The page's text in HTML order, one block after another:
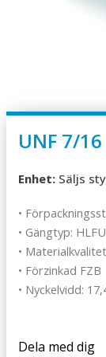
UNF 7/
Enhet: Säljs
•
• Gängtyp:
•
• Förzinkad FZB
• Nyckelvidd:
Dela med dig